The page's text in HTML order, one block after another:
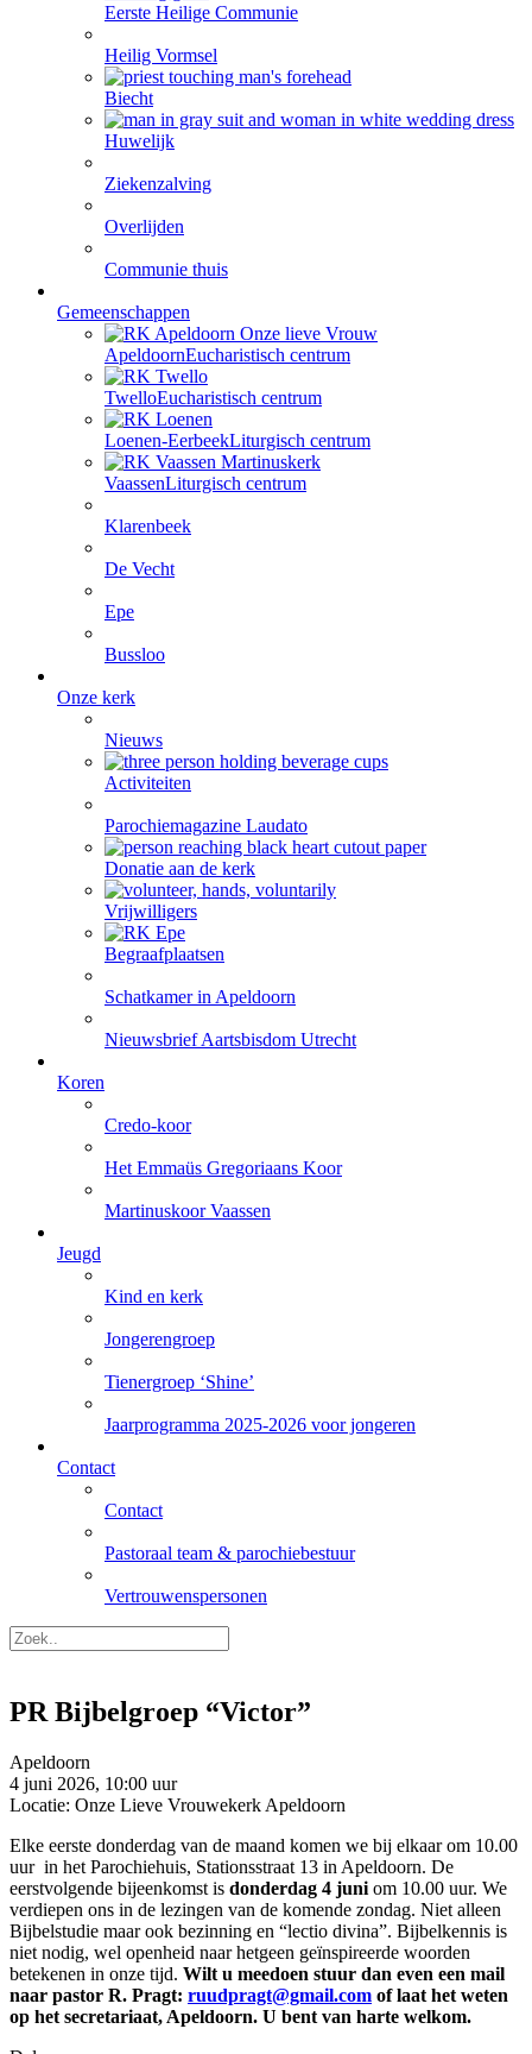
Eerste Heilige Communie
Heilig Vormsel
Biecht
Huwelijk
Ziekenzalving
Overlijden
Communie thuis
Gemeenschappen
ApeldoornEucharistisch centrum
TwelloEucharistisch centrum
Loenen-EerbeekLiturgisch centrum
VaassenLiturgisch centrum
Klarenbeek
De Vecht
Epe
Bussloo
Onze kerk
Nieuws
Activiteiten
Parochiemagazine Laudato
Donatie aan de kerk
Vrijwilligers
Begraafplaatsen
Schatkamer in Apeldoorn
Nieuwsbrief Aartsbisdom Utrecht
Koren
Credo-koor
Het Emmaüs Gregoriaans Koor
Martinuskoor Vaassen
Jeugd
Kind en kerk
Jongerengroep
Tienergroep ‘Shine’
Jaarprogramma 2025-2026 voor jongeren
Contact
Contact
Pastoraal team & parochiebestuur
Vertrouwenspersonen
PR Bijbelgroep “Victor”
Apeldoorn
4 juni 2026, 10:00 uur
Locatie: Onze Lieve Vrouwekerk Apeldoorn
Elke eerste donderdag van de maand komen we bij elkaar om 10.00
uur in het Parochiehuis, Stationsstraat 13 in Apeldoorn. De
eerstvolgende bijeenkomst is donderdag 4 juni om 10.00 uur. We
verdiepen ons in de lezingen van de komende zondag. Niet alleen
Bijbelstudie maar ook bezinning en “lectio divina”. Bijbelkennis is
niet nodig, wel openheid naar hetgeen geïnspireerde woorden
betekenen in onze tijd. Wilt u meedoen stuur dan even een mail
naar pastor R. Pragt: ruudpragt@gmail.com of laat het weten
op het secretariaat, Apeldoorn. U bent van harte welkom.